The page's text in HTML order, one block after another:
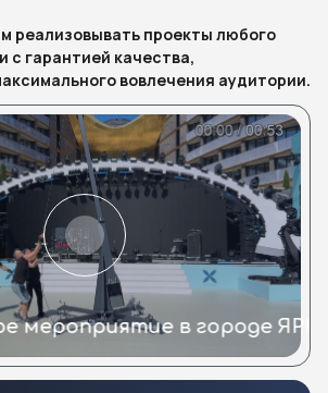
реализовывать проекты любого
с гарантией качества,
вовлечения аудитории.
мероприятие в городе